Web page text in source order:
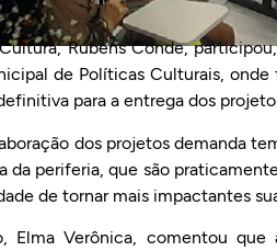
Rubens Conde,
de Políticas Culturais,
para a entrega dos
dos projetos demanda
da periferia, que são
de tornar mais impactantes
Elma Verônica, comentou